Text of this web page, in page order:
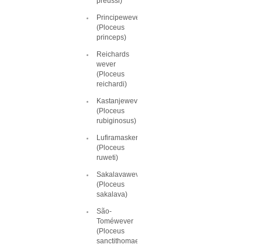
Principewever
(Ploceus
princeps)
Reichards
wever
(Ploceus
reichardi)
Kastanjewever
(Ploceus
rubiginosus)
Lufiramaskerwever
(Ploceus
ruweti)
Sakalavawever
(Ploceus
sakalava)
São-
Toméwever
(Ploceus
sanctithomae)